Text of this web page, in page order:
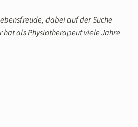
dabei auf der Suche
hat als Physiotherapeut viele Jahre